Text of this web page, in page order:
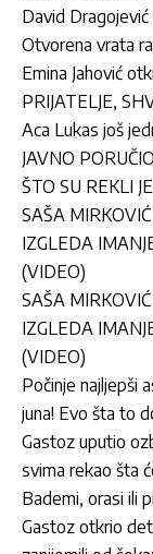
David Dragojević
Otvorena vrata
Emina Jahović
PRIJATELJE,
Aca Lukas još
JAVNO
ŠTO SU REKLI
SAŠA
IZGLEDA
(VIDEO)
SAŠA
IZGLEDA
(VIDEO)
Počinje najljepši
juna! Evo šta to
Gastoz uputio
svima rekao šta
Bademi, orasi ili
Gastoz otkrio